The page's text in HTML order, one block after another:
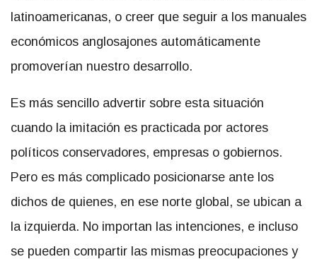
latinoamericanas, o creer que seguir a los manuales
económicos anglosajones automáticamente
promoverían nuestro desarrollo.
Es más sencillo advertir sobre esta situación
cuando la imitación es practicada por actores
políticos conservadores, empresas o gobiernos.
Pero es más complicado posicionarse ante los
dichos de quienes, en ese norte global, se ubican a
la izquierda. No importan las intenciones, e incluso
se pueden compartir las mismas preocupaciones y